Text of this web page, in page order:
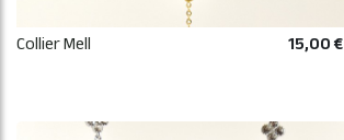
Collier Mell 15,00 €